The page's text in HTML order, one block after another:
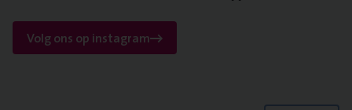
Volg ons op instagram